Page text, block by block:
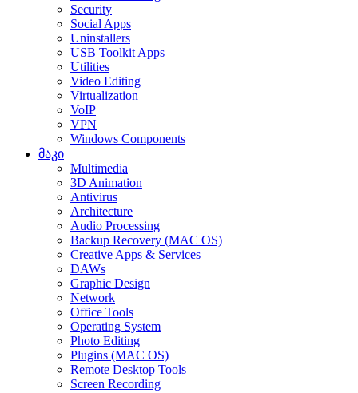
Security
Social Apps
Uninstallers
USB Toolkit Apps
Utilities
Video Editing
Virtualization
VoIP
VPN
Windows Components
მაკი
Multimedia
3D Animation
Antivirus
Architecture
Audio Processing
Backup Recovery (MAC OS)
Creative Apps & Services
DAWs
Graphic Design
Network
Office Tools
Operating System
Photo Editing
Plugins (MAC OS)
Remote Desktop Tools
Screen Recording